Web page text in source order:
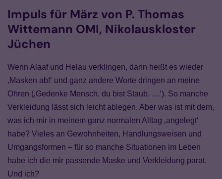
Impuls für März von P. Thomas
Wittemann OMI, Nikolauskloster
Jüchen
Wenn Alaaf und Helau verklingen, dann heißt es wieder
‚Masken ab!‘ und ganz andere Worte dringen an meine
Ohren (‚Gedenke Mensch, du bist Staub, …‘). So manche
Verkleidung lässt sich leicht ablegen. Aber was ist mit dem,
was ich mir in meinem ganz normalen Alltag ‚angelegt‘
habe? Vieles an Gewohnheiten, Handlungsweisen und
Umgangsformen – für so manche Situationen im Leben
habe ich die mir passende Maske und Verkleidung parat.
Und ich?